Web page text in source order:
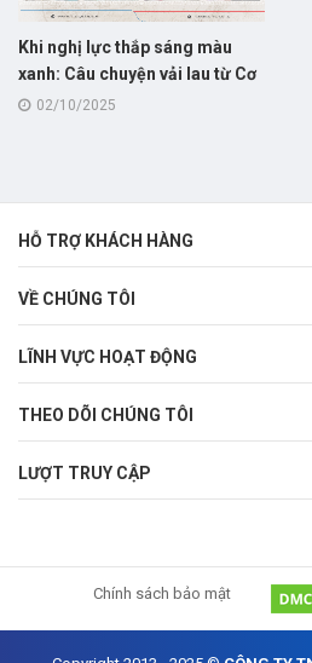
Khi nghị lực thắp sáng màu
xanh: Câu chuyện vải lau từ Cơ
sở may công nghiệp người
02/10/2025
HỖ TRỢ KHÁCH HÀNG
VỀ CHÚNG TÔI
LĨNH VỰC HOẠT ĐỘNG
THEO DÕI CHÚNG TÔI
LƯỢT TRUY CẬP
Chính sách bảo mật